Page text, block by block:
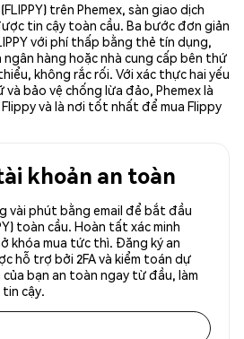
trên Phemex, sàn giao dịch
tin cậy toàn cầu. Ba bước đơn giản
với phí thấp bằng thẻ tín dụng,
hàng hoặc nhà cung cấp bên thứ
không rắc rối. Với xác thực hai yếu
bảo vệ chống lừa đảo, Phemex là
và là nơi tốt nhất để mua Flippy
khoản an toàn
vài phút bằng email để bắt đầu
toàn cầu. Hoàn tất xác minh
khóa mua tức thì. Đăng ký an
hỗ trợ bởi 2FA và kiểm toán dự
bạn an toàn ngay từ đầu, làm
cậy.